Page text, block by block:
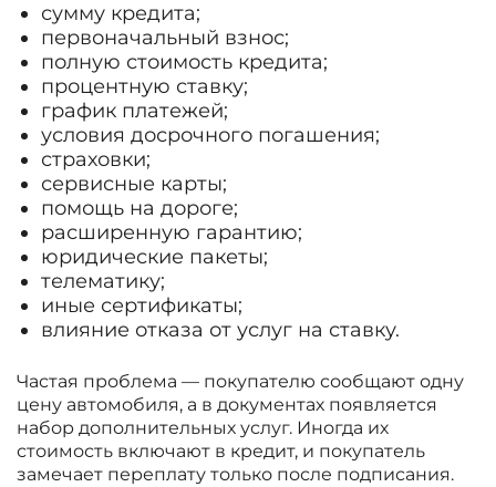
сумму кредита;
первоначальный взнос;
полную стоимость кредита;
процентную ставку;
график платежей;
условия досрочного погашения;
страховки;
сервисные карты;
помощь на дороге;
расширенную гарантию;
юридические пакеты;
телематику;
иные сертификаты;
влияние отказа от услуг на ставку.
Частая проблема — покупателю сообщают одну
цену автомобиля, а в документах появляется
набор дополнительных услуг. Иногда их
стоимость включают в кредит, и покупатель
замечает переплату только после подписания.